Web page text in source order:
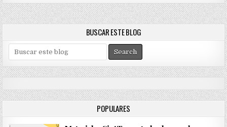
BUSCAR ESTE BLOG
e
a
r
c
h
o
POPULARES